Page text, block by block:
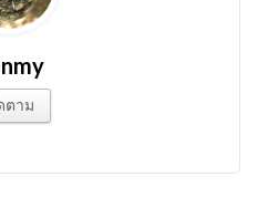
ตาม